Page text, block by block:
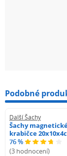
Podobné
Další Šachy
Šachy
krabičce
76 %
(3 hodnocení)